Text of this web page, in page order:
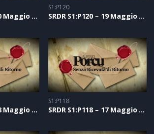
SRDR S1:P121 – 20 Maggio 2021
S1:P120
SRDR S1:P120 – 19 Maggio 2021
SRDR S1:P119 – 18 Maggio 2021
S1:P118
SRDR S1:P118 – 17 Maggio 2021